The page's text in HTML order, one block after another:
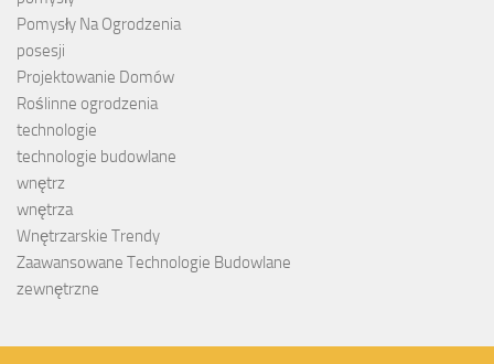
Pomysły Na Ogrodzenia
posesji
Projektowanie Domów
Roślinne ogrodzenia
technologie
technologie budowlane
wnętrz
wnętrza
Wnętrzarskie Trendy
Zaawansowane Technologie Budowlane
zewnętrzne